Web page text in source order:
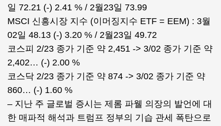
일 72.21 (-) 2.41 % / 2월23일 73.99
MSCI 신흥시장 지수 (이머징지수 ETF = EEM) : 3월
02일 48.13 (-) 3.20 % / 2월23일 49.72
코스피 2/23 종가 기준 약 2,451 -> 3/02 종가 기준 약
2,402… (-) 2.00 %
코스닥 2/23 종가 기준 약 874 -> 3/02 종가 기준 약
860… (-) 1.60 %
– 지난 주 글로벌 증시는 제롬 파웰 의장의 발언에 대
한 매파적 해석과 트럼프 정부의 기습 관세 폭탄으로